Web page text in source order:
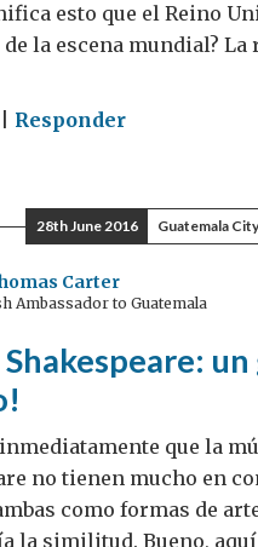
esto que el Reino
la escena mundial? La
on
oportunidades
que
Responder
28th June 2016 Guatemala City
Carter
Ambassador to Guatemala
un
que la
no tienen mucho en
como formas de
la similitud. Bueno, aquí